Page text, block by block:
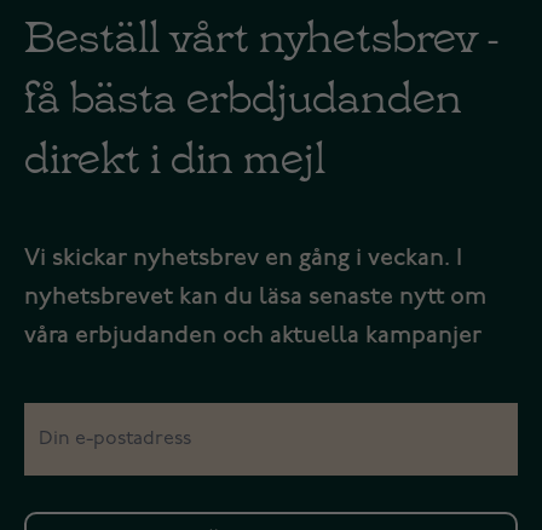
Beställ vårt nyhetsbrev -
få bästa erbdjudanden
direkt i din mejl
Vi skickar nyhetsbrev en gång i veckan. I
nyhetsbrevet kan du läsa senaste nytt om
våra erbjudanden och aktuella kampanjer